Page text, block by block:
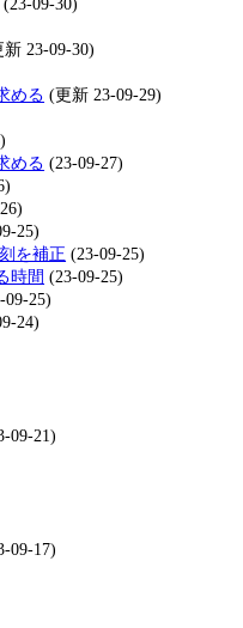
新 23-09-30)
める (更新 23-09-29)
める (23-09-27)
25)
を補正 (23-09-25)
時間 (23-09-25)
09-25)
24)
09-21)
09-17)